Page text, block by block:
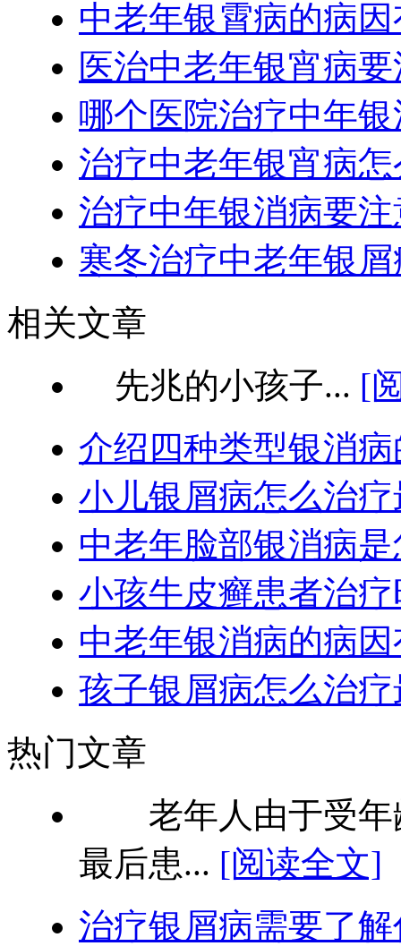
中老年银霄病的病
医治中老年银宵病
哪个医院治疗中年
治疗中老年银宵病
治疗中年银消病要
寒冬治疗中老年银
相关文章
先兆的小孩子... [
介绍四种类型银消
小儿银屑病怎么治
中老年脸部银消病
小孩牛皮癣患者治
中老年银消病的病
孩子银屑病怎么治
热门文章
老年人由于受年
最后患... [阅读全文]
治疗银屑病需要了